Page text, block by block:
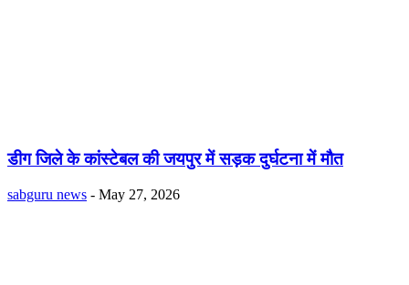
डीग जिले के कांस्टेबल की जयपुर में सड़क दुर्घटना में मौत
sabguru news - May 27, 2026